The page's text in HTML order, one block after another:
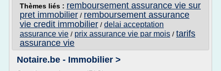
Thèmes liés : remboursement assurance vie sur
pret immobilier / remboursement assurance
vie credit immobilier / delai acceptation
assurance vie / prix assurance vie par mois / tarifs
assurance vie
Notaire.be - Immobilier >